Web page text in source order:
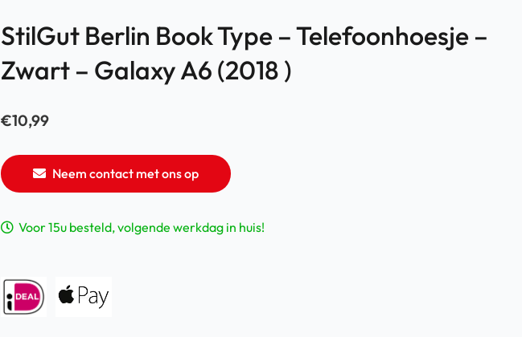
StilGut Berlin Book Type – Telefoonhoesje –
Zwart – Galaxy A6 (2018 )
€10,99
Neem contact met ons op
Voor 15u besteld, volgende werkdag in huis!